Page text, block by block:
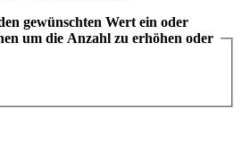
gewünschten Wert ein oder
um die Anzahl zu erhöhen oder